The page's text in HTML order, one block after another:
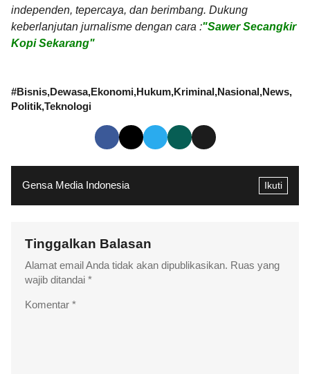
independen, tepercaya, dan berimbang. Dukung
keberlanjutan jurnalisme dengan cara :"Sawer Secangkir
Kopi Sekarang"
#Bisnis Dewasa Ekonomi Hukum Kriminal Nasional News
Politik Teknologi
Gensa Media Indonesia Ikuti
Tinggalkan Balasan
Alamat email Anda tidak akan dipublikasikan. Ruas yang
wajib ditandai *
Komentar *